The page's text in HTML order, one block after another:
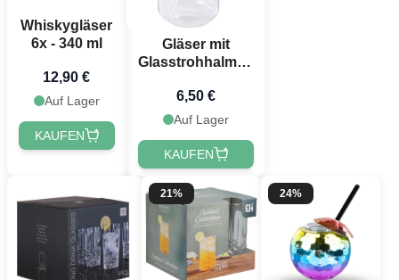
Whiskygläser
6x - 340 ml
12,90 €
Auf Lager
KAUFEN
Gläser mit
Glasstrohhalmen
6,50 €
Auf Lager
KAUFEN
21% 24%